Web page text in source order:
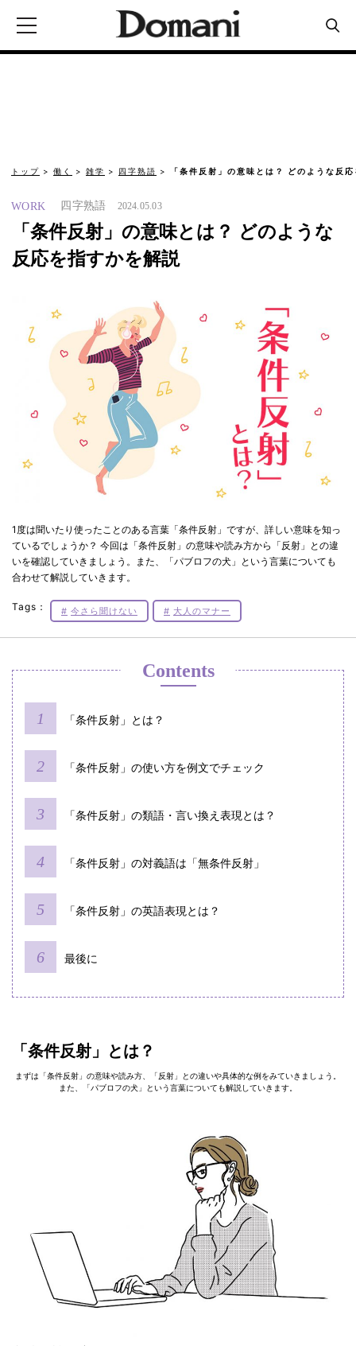
トップ 働く 雑学 四字熟語 「条件反射」の意味とは？ どのような反
WORK 四字熟語 2024.05.03
「条件反射」の意味とは？ どのような
反応を指すかを解説
1度は聞いたり使ったことのある言葉「条件反射」ですが、詳しい意味を知っ
ているでしょうか？ 今回は「条件反射」の意味や読み方から「反射」との違
いを確認していきましょう。また、「パブロフの犬」という言葉についても
合わせて解説していきます。
Tags： 今さら聞けない 大人のマナー
Contents
「条件反射」とは？
「条件反射」の使い方を例文でチェック
「条件反射」の類語・言い換え表現とは？
「条件反射」の対義語は「無条件反射」
「条件反射」の英語表現とは？
最後に
「条件反射」とは？
まずは「条件反射」の意味や読み方、「反射」との違いや具体的な例をみていきましょう。
また、「パブロフの犬」という言葉についても解説していきます。